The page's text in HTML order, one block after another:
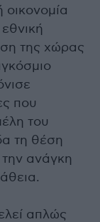
της χώρας
που
του
τη θέση
ανάγκη
απλώς